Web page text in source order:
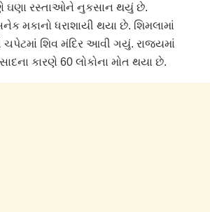
ઘણા રસ્તાઓને નુકસાન થયું છે.
મકાનો ધરાશાયી થયા છે. શિમલામાં
શિવ મંદિર આવી ગયું. રાજ્યમાં
કારણે 60 લોકોના મોત થયા છે.